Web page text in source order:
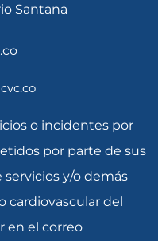
Santana
o incidentes por
por parte de sus
y/o demás
cardiovascular del
en el correo